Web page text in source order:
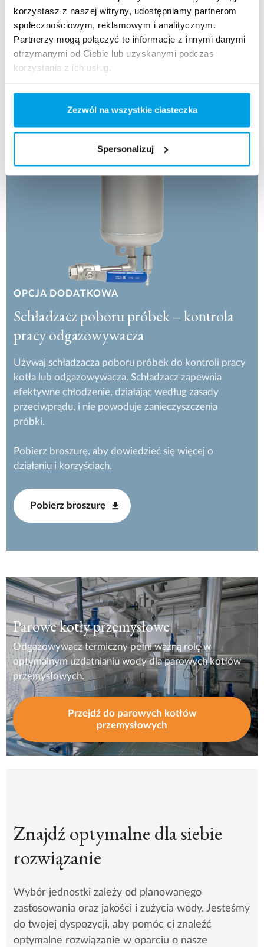
korzystasz z naszej witryny, udostępniamy partnerom
społecznościowym, reklamowym i analitycznym.
Partnerzy mogą połączyć te informacje z innymi danymi
otrzymanymi od Ciebie lub uzyskanymi podczas
korzystania z ich usług.
Zezwól na wszystkie ciasteczka
Spersonalizuj
OPCJA DODATKOWA
Schładzacz poboru próbek – kontrola
pracy odgazowywacza
Używaj schładzacza poboru próbek do kontroli pracy
kotła lub odgazowywacza. Schładzacz zapewnia
efektywne chłodzenie, działając według zasady
przeciwprądu, i nie powoduje zanieczyszczenia
próbki.
Pobierz broszurę, aby dowiedzieć się więcej o
działaniu i korzyściach.
Pobierz broszurę
Parowe kotły przemysłowe
Odgazowywacz termiczny pełni ważną rolę w
optymalnym uzdatnianiu wody dla parowych kotłów
przemysłowych.
Przejdź do parowych kotłów
przemysłowych
Znajdź optymalne dla siebie
rozwiązanie
Wybór jednostki zależy od planowanego
zastosowania oraz jakości i zużycia wody. Jesteśmy
do twojej dyspozycji, aby pomóc ci znaleźć
optymalne rozwiązanie w oparciu o nasze